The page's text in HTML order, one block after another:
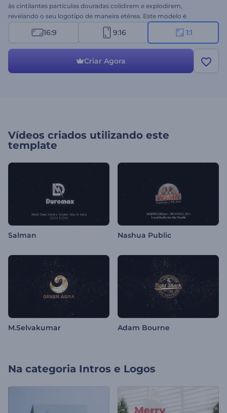
às cintilantes partículas douradas colidirem e explodirem,
revelando o seu logotipo de maneira etérea. Este modelo é
indispensável para empresas, indivíduos ou marcas que buscam
deixar uma marca indelével e uma impressão duradoura. Faça o
trilha sonora de fundo ou faça o upload de sua narração para obter
uma animação única em minutos. Experimente agora!
16:9 9:16 1:1
Criar Agora
Vídeos criados utilizando este
template
Salman Nashua Public
M.Selvakumar Adam Bourne
Na categoria Intros e Logos